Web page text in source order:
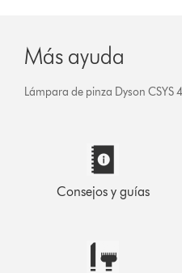
Más ayuda
Lámpara de pinza Dyson CSYS
Consejos y guías